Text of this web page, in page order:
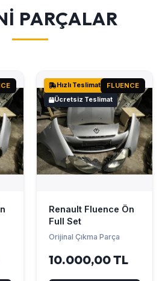
PARÇALAR
Hızlı Teslimat
Ücretsiz Teslimat
FLUENCE
Renault Fluence Ön
Full Set
Orijinal Çıkma Parça
10.000,00 TL